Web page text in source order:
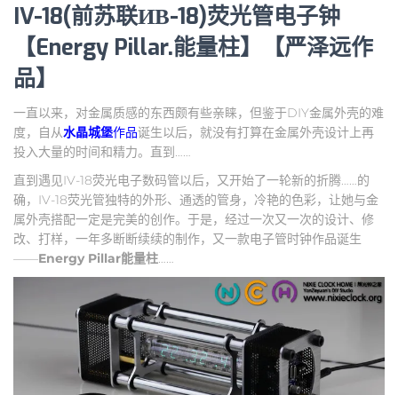
IV-18(前苏联ИВ-18)荧光管电子钟
【Energy Pillar.能量柱】【严泽远作
品】
一直以来，对金属质感的东西颇有些亲睐，但鉴于DIY金属外壳的难
度，自从水晶城堡作品诞生以后，就没有打算在金属外壳设计上再
投入大量的时间和精力。直到……
直到遇见IV-18荧光电子数码管以后，又开始了一轮新的折腾……的
确，IV-18荧光管独特的外形、通透的管身，冷艳的色彩，让她与金
属外壳搭配一定是完美的创作。于是，经过一次又一次的设计、修
改、打样，一年多断断续续的制作，又一款电子管时钟作品诞生
——Energy Pillar能量柱……